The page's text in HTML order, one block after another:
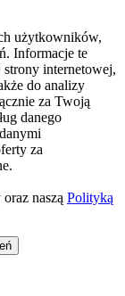
użytkowników,
Informacje te
internetowej,
do analizy
za Twoją
danego
za
naszą Polityką